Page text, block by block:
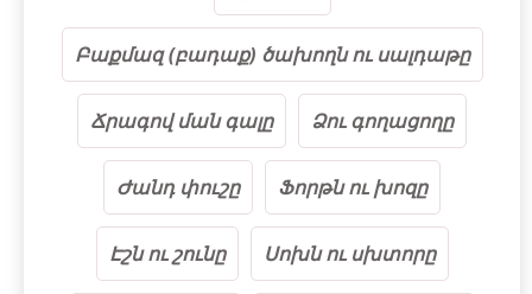
Բաքմազ (բադաք) ծախողն ու սալդաթը
Ճրագով ման գալը Ձու գողացողը
Ժանդ փուշը Ֆորթն ու խոզը
Էշն ու շունը Սոխն ու սխտորը